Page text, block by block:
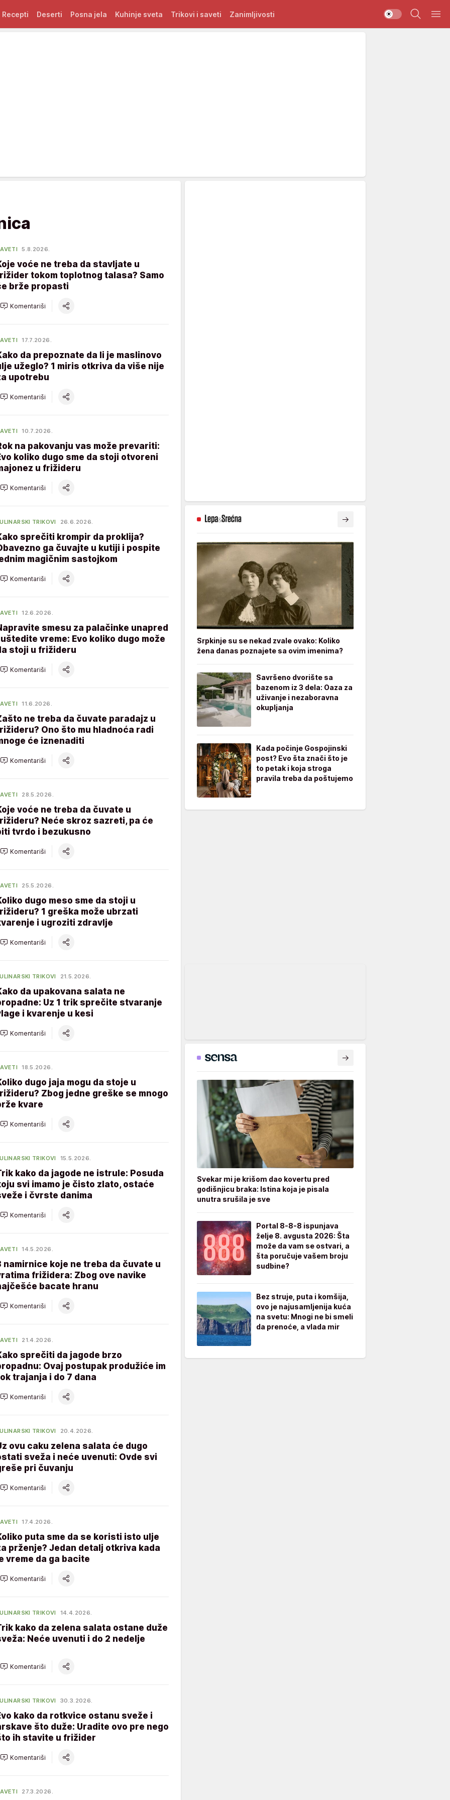
Recepti Deserti Posna jela Kuhinje sveta Trikovi i saveti Zanimljivosti
5.8.2026.
voće ne treba da stavljate u
tokom toplotnog talasa? Samo
brže propasti
Komentariši
17.7.2026.
da prepoznate da li je maslinovo
užeglo? 1 miris otkriva da više nije
upotrebu
Komentariši
10.7.2026.
na pakovanju vas može prevariti:
koliko dugo sme da stoji otvoreni
u frižideru
Komentariši
TRIKOVI 26.6.2026.
sprečiti krompir da proklija?
ga čuvajte u kutiji i pospite
magičnim sastojkom
Komentariši
12.6.2026.
smesu za palačinke unapred
vreme: Evo koliko dugo može
stoji u frižideru
Komentariši
11.6.2026.
ne treba da čuvate paradajz u
Ono što mu hladnoća radi
će iznenaditi
Komentariši
28.5.2026.
voće ne treba da čuvate u
Neće skroz sazreti, pa će
tvrdo i bezukusno
Komentariši
25.5.2026.
dugo meso sme da stoji u
1 greška može ubrzati
i ugroziti zdravlje
Komentariši
TRIKOVI 21.5.2026.
da upakovana salata ne
Uz 1 trik sprečite stvaranje
i kvarenje u kesi
Komentariši
18.5.2026.
dugo jaja mogu da stoje u
Zbog jedne greške se mnogo
kvare
Komentariši
TRIKOVI 15.5.2026.
kako da jagode ne istrule: Posuda
svi imamo je čisto zlato, ostaće
i čvrste danima
Komentariši
14.5.2026.
namirnice koje ne treba da čuvate u
frižidera: Zbog ove navike
bacate hranu
Komentariši
21.4.2026.
sprečiti da jagode brzo
Ovaj postupak produžiće im
trajanja i do 7 dana
Komentariši
TRIKOVI 20.4.2026.
ovu caku zelena salata će dugo
sveža i neće uvenuti: Ovde svi
pri čuvanju
Komentariši
17.4.2026.
puta sme da se koristi isto ulje
prženje? Jedan detalj otkriva kada
vreme da ga bacite
Komentariši
TRIKOVI 14.4.2026.
kako da zelena salata ostane duže
Neće uvenuti i do 2 nedelje
Komentariši
TRIKOVI 30.3.2026.
kako da rotkvice ostanu sveže i
što duže: Uradite ovo pre nego
ih stavite u frižider
Komentariši
27.3.2026.
Srpkinje su se nekad zvale ovako: Koliko
žena danas poznajete sa ovim imenima?
Savršeno dvorište sa
bazenom iz 3 dela: Oaza za
uživanje i nezaboravna
okupljanja
Kada počinje Gospojinski
post? Evo šta znači što je
to petak i koja stroga
pravila treba da poštujemo
Svekar mi je krišom dao kovertu pred
godišnjicu braka: Istina koja je pisala
unutra srušila je sve
Portal 8-8-8 ispunjava
želje 8. avgusta 2026: Šta
može da vam se ostvari, a
šta poručuje vašem broju
sudbine?
Bez struje, puta i komšija,
ovo je najusamljenija kuća
na svetu: Mnogi ne bi smeli
da prenoće, a vlada mir